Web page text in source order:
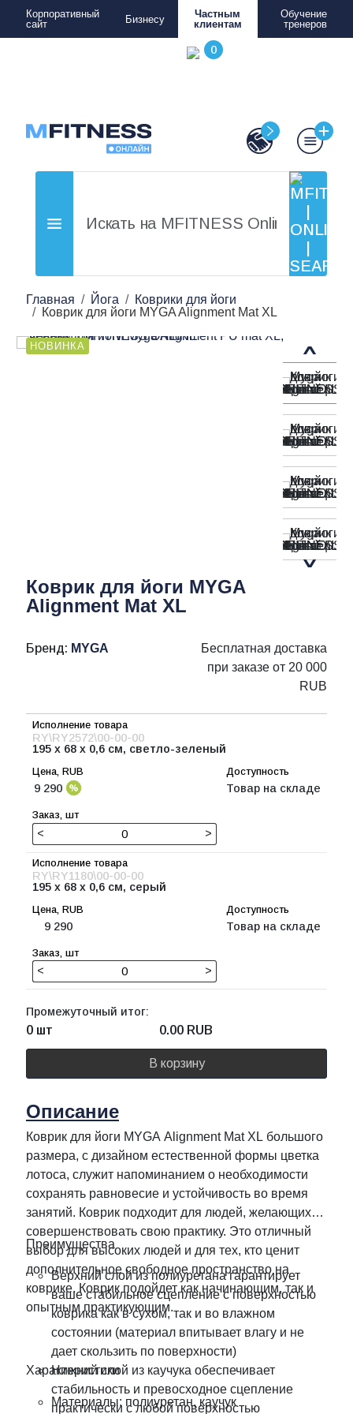
Корпоративный
сайт
Бизнесу
Частным
клиентам
Обучение
тренеров
Главная Йога
Коврики для йоги
Коврик для йоги MYGA Alignment Mat XL
НОВИНКА
Коврик для йоги MYGA
Alignment Mat XL
Бренд: MYGA
Бесплатная доставка
при заказе от 20 000
RUB
RY\RY2572\00-00-00
195 х 68 х 0,6 см, светло-зеленый
9 290 Товар на складе
< >
RY\RY1180\00-00-00
195 х 68 х 0,6 см, серый
9 290 Товар на складе
< >
Промежуточный итог:
0 шт 0.00 RUB
В корзину
Описание
Коврик для йоги MYGA Alignment Mat XL большого
размера, с дизайном естественной формы цветка
лотоса, служит напоминанием о необходимости
сохранять равновесие и устойчивость во время
занятий. Коврик подходит для людей, желающих
совершенствовать свою практику. Это отличный
выбор для высоких людей и для тех, кто ценит
дополнительное свободное пространство на
коврике. Коврик подойдет как начинающим, так и
опытным практикующим.
Преимущества
Верхний слой из полиуретана гарантирует
ваше стабильное сцепление с поверхностью
коврика как в сухом, так и во влажном
состоянии (материал впитывает влагу и не
дает скользить по поверхности)
Нижний слой из каучука обеспечивает
стабильность и превосходное сцепление
практически с любой поверхностью
Характеристики
Материалы: полиуретан, каучук